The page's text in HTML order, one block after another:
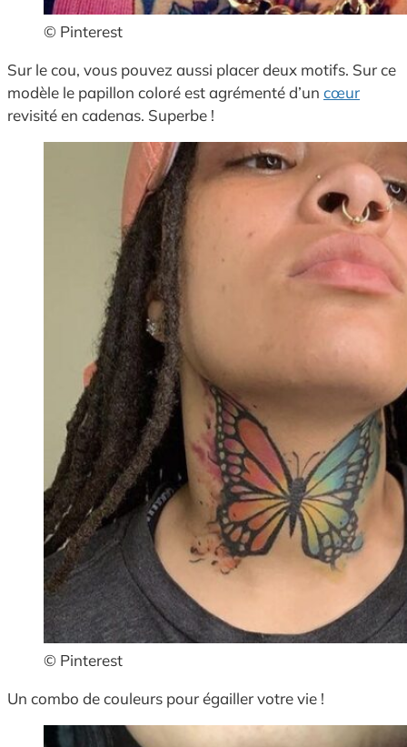
© Pinterest
Sur le cou, vous pouvez aussi placer deux motifs. Sur ce
modèle le papillon coloré est agrémenté d’un cœur
revisité en cadenas. Superbe !
© Pinterest
Un combo de couleurs pour égailler votre vie !